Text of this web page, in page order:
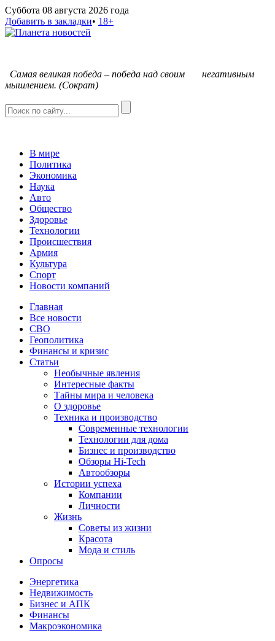
Суббота 08 августа 2026 года
Добавить в закладки• 18+
Самая великая победа – победа над своим негативным
мышлением. (Сократ)
В мире
Политика
Экономика
Наука
Авто
Общество
Здоровье
Технологии
Происшествия
Армия
Культура
Спорт
Новости компаний
Главная
Все новости
СВО
Геополитика
Финансы и кризис
Статьи
Необычные явления
Интересные факты
Тайны мира и человека
О здоровье
Техника и производство
Современные технологии
Технологии для дома
Бизнес и производство
Обзоры Hi-Tech
Автообзоры
Истории успеха
Компании
Личности
Жизнь
Советы из жизни
Красота
Мода и стиль
Опросы
Энергетика
Недвижимость
Бизнес и АПК
Финансы
Макроэкономика